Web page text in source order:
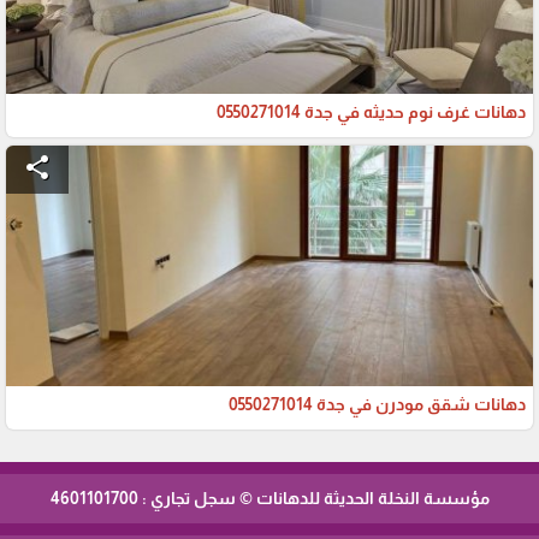
دهانات غرف نوم حديثه في جدة 0550271014
share
دهانات شقق مودرن في جدة 0550271014
مؤسسة النخلة الحديثة للدهانات © سجل تجاري : 4601101700